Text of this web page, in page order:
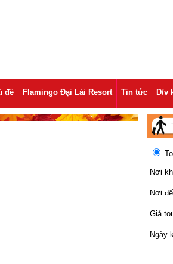
đề Flamingo Đại Lải Resort Tin tức D/v
Nơi
Nơi
Giá
Ngày